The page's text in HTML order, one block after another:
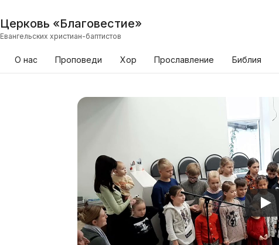
Церковь «Благовестие»
Евангельских христиан-баптистов
О нас Проповеди Хор Прославление Библия